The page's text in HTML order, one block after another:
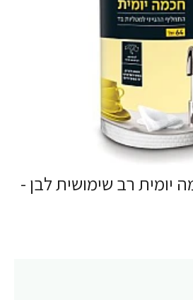
יומית רב שימושית לבן -